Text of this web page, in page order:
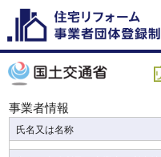
事業者情報
氏名又は名称